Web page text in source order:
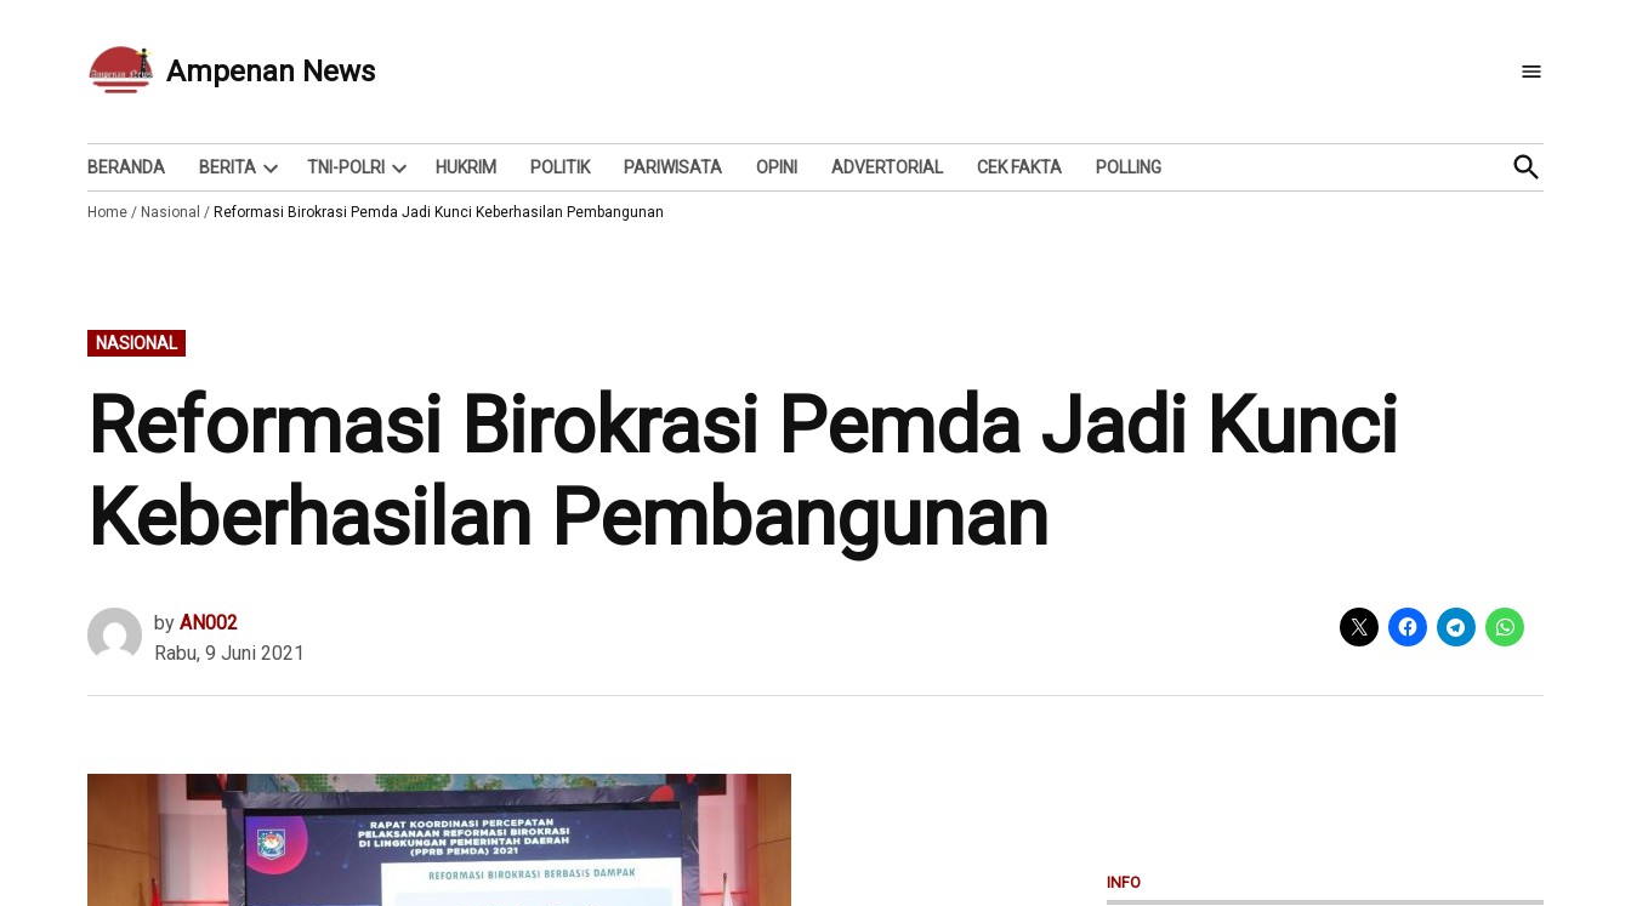
Ampenan News
Berita dan Info
BERANDA BERITA
Open
dropdown
TNI-POLRI
Open
dropdown
HUKRIM POLITIK PARIWISATA OPINI ADVERTORIAL CEK FAKTA POLLING
Open
Search
Home / Nasional / Reformasi Birokrasi Pemda Jadi Kunci Keberhasilan Pembangunan
POSTED
IN
NASIONAL
Reformasi Birokrasi Pemda Jadi Kunci
Keberhasilan Pembangunan
by AN002
Rabu, 9 Juni 2021
INFO